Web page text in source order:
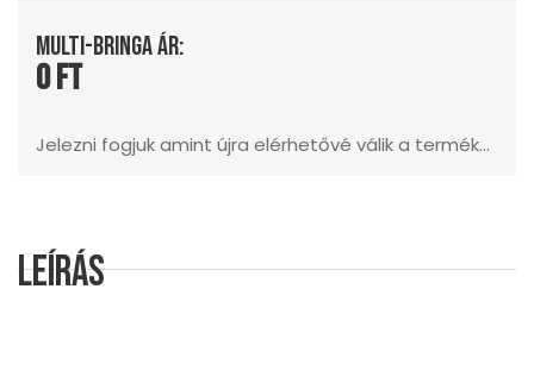
Multi-Bringa ár:
0 Ft
Jelezni fogjuk amint újra elérhetővé válik a termék...
Leírás